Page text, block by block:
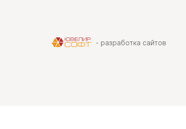
- разработка сайтов